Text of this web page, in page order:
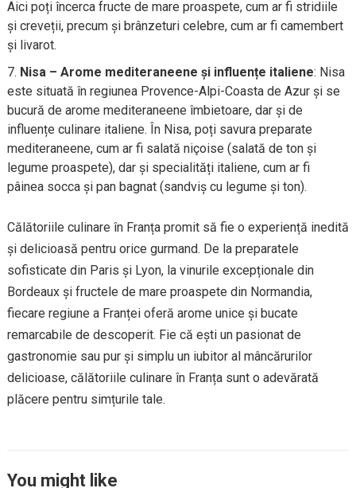
Aici poți încerca fructe de mare proaspete, cum ar fi stridiile
și creveții, precum și brânzeturi celebre, cum ar fi camembert
și livarot.
Nisa – Arome mediteraneene și influențe italiene: Nisa
este situată în regiunea Provence-Alpi-Coasta de Azur și se
bucură de arome mediteraneene îmbietoare, dar și de
influențe culinare italiene. În Nisa, poți savura preparate
mediteraneene, cum ar fi salată niçoise (salată de ton și
legume proaspete), dar și specialități italiene, cum ar fi
pâinea socca și pan bagnat (sandviș cu legume și ton).
Călătoriile culinare în Franța promit să fie o experiență inedită
și delicioasă pentru orice gurmand. De la preparatele
sofisticate din Paris și Lyon, la vinurile excepționale din
Bordeaux și fructele de mare proaspete din Normandia,
fiecare regiune a Franței oferă arome unice și bucate
remarcabile de descoperit. Fie că ești un pasionat de
gastronomie sau pur și simplu un iubitor al mâncărurilor
delicioase, călătoriile culinare în Franța sunt o adevărată
plăcere pentru simțurile tale.
You might like